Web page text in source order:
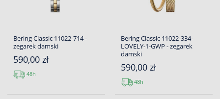
Bering Classic 11022-714 -
zegarek damski
590,00 zł
48h
Bering Classic 11022-334-
LOVELY-1-GWP - zegarek
damski
590,00 zł
48h